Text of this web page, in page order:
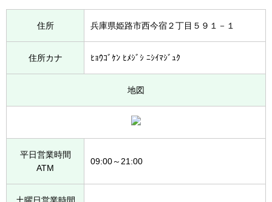
住所 兵庫県姫路市西今宿２丁目５９１－１
住所カナ ﾋｮｳｺﾞｹﾝ ﾋﾒｼﾞｼ ﾆｼｲﾏｼﾞｭｸ
地図
平日営業時間
ATM
09:00～21:00